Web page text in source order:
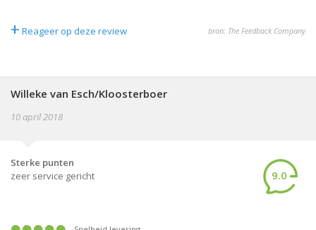
+ Reageer op deze review bron: The Feedback Company
Willeke van Esch/Kloosterboer
10 april 2018
Sterke punten
zeer service gericht
9.0